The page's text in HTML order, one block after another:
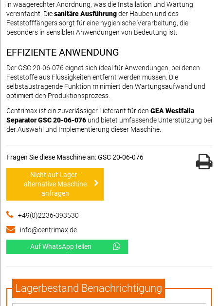
in waagerechter Anordnung, was die Installation und Wartung
vereinfacht. Diesanitäre Ausführungder Hauben und des
Feststofffängers sorgt für eine hygienische Verarbeitung, die
besonders in sensiblen Anwendungen von Bedeutung ist.
EFFIZIENTE ANWENDUNG
Der GSC 20-06-076 eignet sich ideal für Anwendungen, bei denen
Feststoffe aus Flüssigkeiten entfernt werden müssen. Die
selbstaustragende Funktion minimiert den Wartungsaufwand und
optimiert den Produktionsprozess.
Centrimax ist ein zuverlässiger Lieferant für den GEA Westfalia
Separator GSC 20-06-076 und bietet umfassende Unterstützung bei
der Auswahl und Implementierung dieser Maschine.
Fragen Sie diese Maschine an: GSC 20-06-076
Nicht auf Lager -
alternative Maschine
anfragen
+49(0)2236-393530
info@centrimax.de
Auf WhatsApp teilen
Lagerbestand Benachrichtigung